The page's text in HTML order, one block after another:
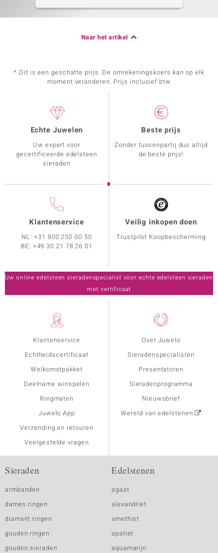
Naar het artikel
* Dit is een geschatte prijs. De omrekeningskoers kan op elk
moment veranderen. Prijs inclusief btw
Klantenservice
Echtheidscertificaat
Welkomstpakket
Deelname winspelen
Ringmaten
Juwelo App
Verzending en retouren
Veelgestelde vragen
Over Juwelo
Sieradenspecialisten
Presentatoren
Sieradenprogramma
Nieuwsbrief
Wereld van edelstenen
Echte Juwelen
Uw expert voor
gecertificeerde edelsteen
sieraden
Beste prijs
Zonder tussenpartij dus altijd
de beste prijs!
Klantenservice
NL:+31 800 250 00 50
BE: +49 30 21 78 26 01
Veilig inkopen doen
Trustpilot Koopbescherming
Uw online edelsteen sieradenspecialist voor echte edelsteen sieraden
met certificaat
Sieraden
armbanden
dames ringen
diamant ringen
gouden ringen
gouden sieraden
Edelstenen
agaat
alexandriet
amethist
apatiet
aquamarijn